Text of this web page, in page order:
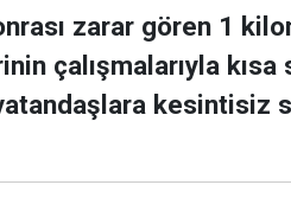
zarar gören 1
çalışmalarıyla kısa
kesintisiz